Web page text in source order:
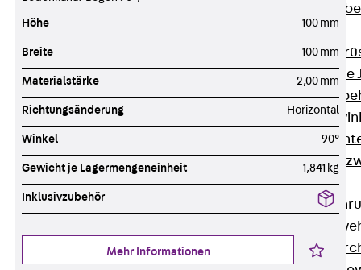
Gerüstschuhe
Zurück
Gerüstschuhe
Bewehrung
Zurück
Höhe 100 mm
Breite 100 mm
Materialstärke 2,00 mm
Richtungsänderung Horizontal
Winkel 90°
Gewicht je Lagermengeneinheit 1,841 kg
Inklusivzubehör
Mehr Informationen